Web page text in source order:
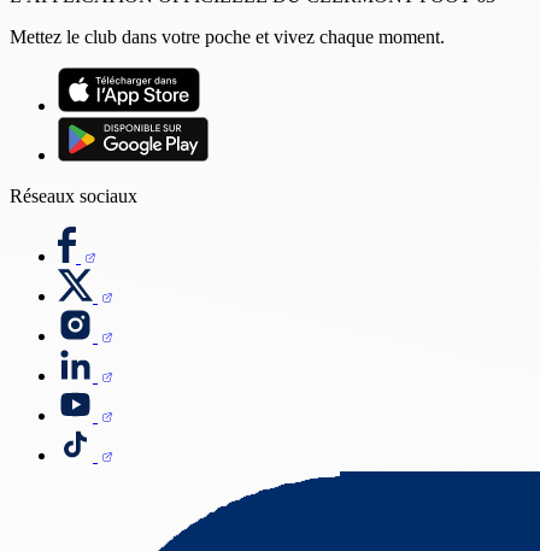
Mettez le club dans votre poche et vivez chaque moment.
Réseaux sociaux